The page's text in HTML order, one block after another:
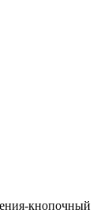
кнопочный